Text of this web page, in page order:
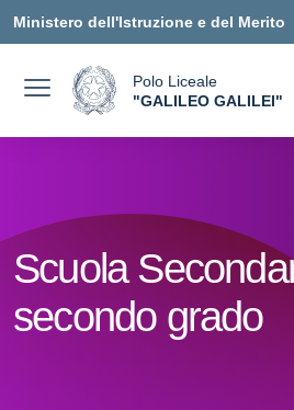
Ministero dell'Istruzione e del Merito
Polo Liceale
"GALILEO GALILEI"
Scuola
secondo grado